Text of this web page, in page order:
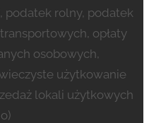
podatek rolny, podatek
opłaty
osobowych,
użytkowanie
lokali użytkowych